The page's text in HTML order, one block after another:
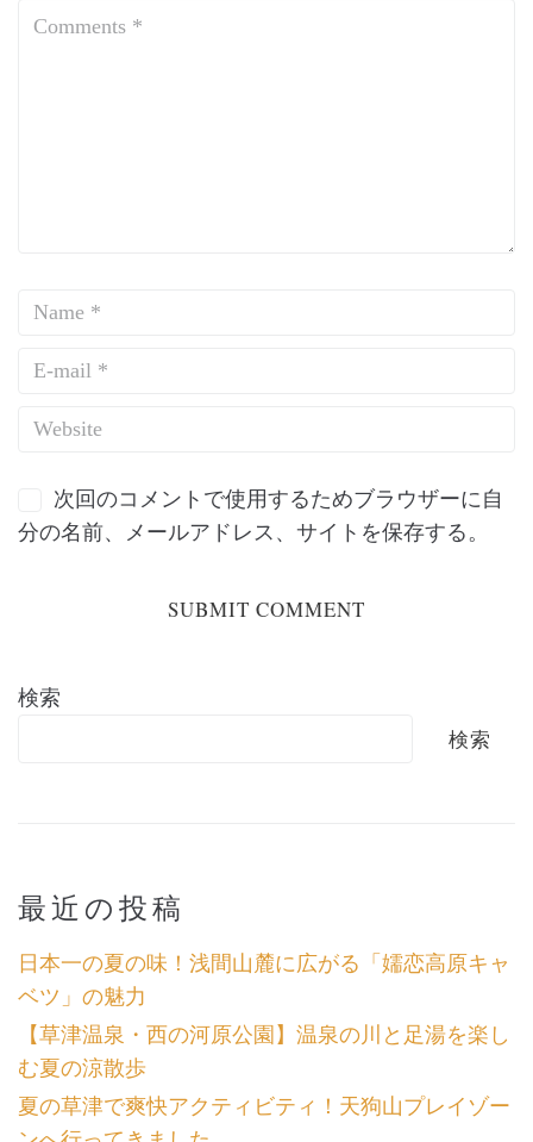
次回のコメントで使用するためブラウザーに自
分の名前、メールアドレス、サイトを保存する。
検索
検索
最近の投稿
日本一の夏の味！浅間山麓に広がる「嬬恋高原キャ
ベツ」の魅力
【草津温泉・西の河原公園】温泉の川と足湯を楽し
む夏の涼散歩
夏の草津で爽快アクティビティ！天狗山プレイゾー